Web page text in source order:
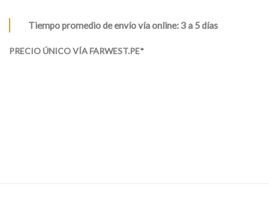
Tiempo promedio de envío vía online: 3 a 5 días
PRECIO ÚNICO VÍA FARWEST.PE*